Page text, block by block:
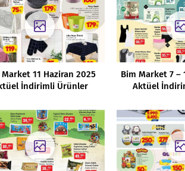
Market 11 Haziran 2025
İndirimli Ürünler
Bim Market 7 –
Aktüel